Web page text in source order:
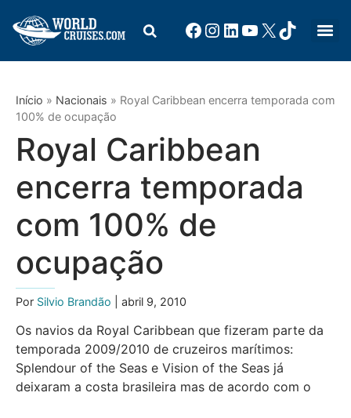
Início » Nacionais » Royal Caribbean encerra temporada com
100% de ocupação
Royal Caribbean
encerra temporada
com 100% de
ocupação
Por Silvio Brandão | abril 9, 2010
Os navios da Royal Caribbean que fizeram parte da
temporada 2009/2010 de cruzeiros marítimos:
Splendour of the Seas e Vision of the Seas já
deixaram a costa brasileira mas de acordo com o